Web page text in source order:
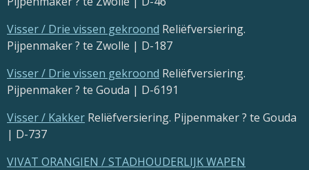
Visser / Drie vissen gekroond Reliëfversiering.
Pijpenmaker ? te Zwolle | D-187
Visser / Drie vissen gekroond Reliëfversiering.
Pijpenmaker ? te Gouda | D-6191
Visser / Kakker Reliëfversiering. Pijpenmaker ? te Gouda
| D-737
VIVAT ORANGIEN / STADHOUDERLIJK WAPEN